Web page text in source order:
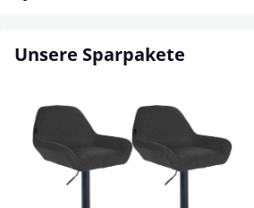
Unsere Sparpakete